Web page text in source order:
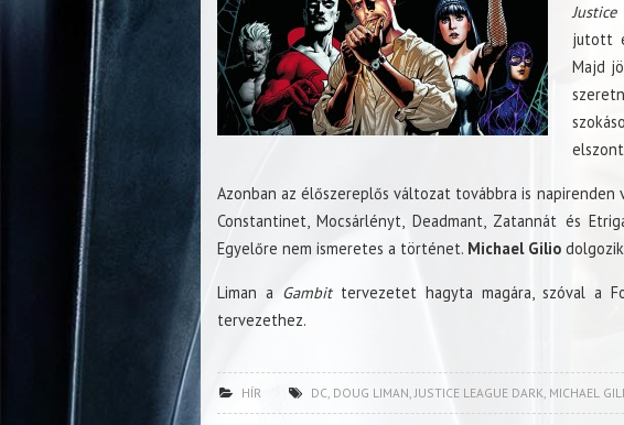
Justice
jutott
Majd
Azonban az élőszereplős változat továbbra is napirenden
Constantinet, Mocsárlényt, Deadmant, Zatannát és
Egyelőre nem ismeretes a történet. Michael Gilio
Liman a Gambittervezetet hagyta magára, szóval a
tervezethez.
HÍR DC, DOUG LIMAN,JUSTICE LEAGUE DARK, MICHAEL